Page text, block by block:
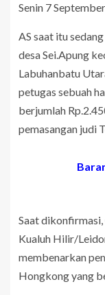
Senin 7
AS saat itu
desa Sei.Apung
Labuhanbatu
petugas sebuah
berjumlah
pemasangan judi
Saat
Kualuh Hilir/
membenarkan
Hongkong yang